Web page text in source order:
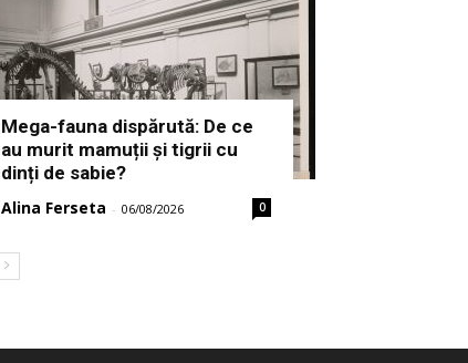
Mega-fauna dispărută: De ce
au murit mamuții și tigrii cu
dinți de sabie?
Alina Ferseta - 06/08/2026 0